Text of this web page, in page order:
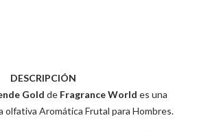
DESCRIPCIÓN
Gold de Fragrance World es una
olfativa Aromática Frutal para Hombres.